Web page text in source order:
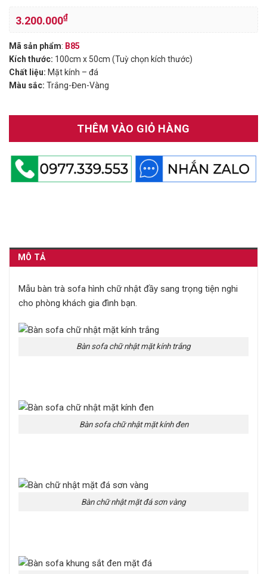
3.200.000₫
Mã sản phẩm: B85
Kích thước: 100cm x 50cm (Tuỳ chọn kích thước)
Chất liệu: Mặt kính – đá
Màu sắc: Trắng-Đen-Vàng
THÊM VÀO GIỎ HÀNG
MÔ TẢ
Mẫu bàn trà sofa hình chữ nhật đầy sang trọng tiện nghi
cho phòng khách gia đình bạn.
Bàn sofa chữ nhật mặt kính trắng
Bàn sofa chữ nhật mặt kính đen
Bàn chữ nhật mặt đá sơn vàng